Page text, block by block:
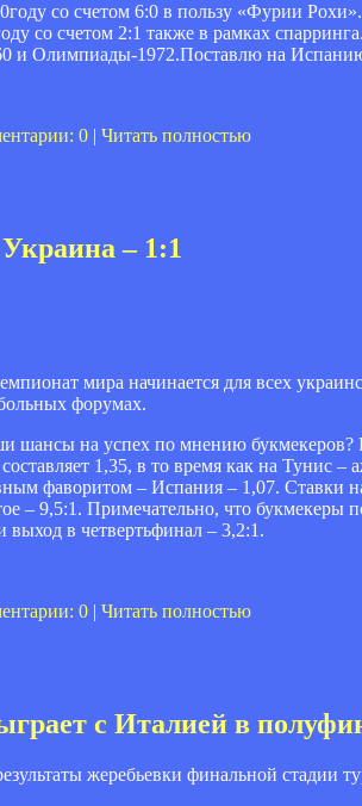
со счетом 6:0 в пользу «Фурии
со счетом 2:1 также в рамках
и Олимпиады-1972.Поставлю на
0 Читать полностью
– 1:1
мира начинается для всех
форумах.
шансы на успех по мнению букмекеров?
1,35, в то время как на Тунис –
фаворитом – Испания – 1,07. Ставки
– 9,5:1. Примечательно, что букмекеры
выход в четвертьфинал – 3,2:1.
0 | Читать полностью
с Италией в
жеребьевки финальной стадии